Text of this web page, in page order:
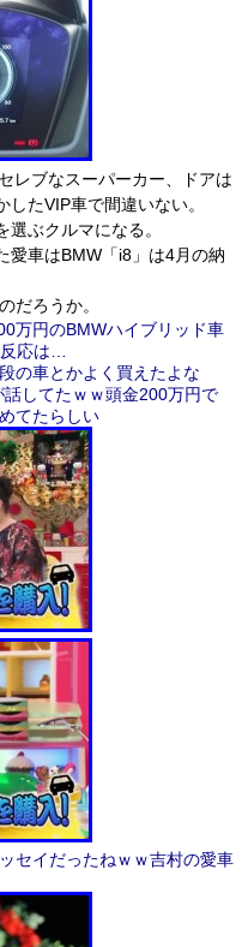
レブなスーパーカー、ドアは
たVIP車で間違いない。
ぶクルマになる。
愛車はBMW「i8」は4月の納
だろうか。
万円のBMWハイブリッド車
応は…
の車とかよく買えたよな
してたｗｗ頭金200万円で
てたらしい
セイだったねｗｗ吉村の愛車